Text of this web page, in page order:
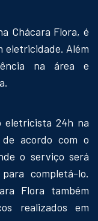
Chácara Flora, é
eletricidade. Além
na área e
eletricista 24h na
acordo com o
o serviço será
completá-lo.
Flora também
realizados em